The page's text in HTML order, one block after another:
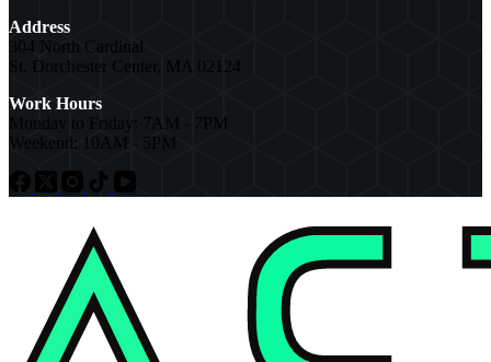
Address
304 North Cardinal
St. Dorchester Center, MA 02124
Work Hours
Monday to Friday: 7AM - 7PM
Weekend: 10AM - 5PM